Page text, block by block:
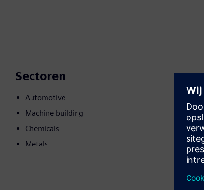
Sectoren
Automotive
Machine building
Chemicals
Metals